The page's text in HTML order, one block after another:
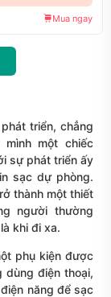
Mua ngay
triển, chẳng
một chiếc
sự phát triển ấy
sạc dự phòng.
thành một thiết
người thường
khi đi xa.
phụ kiện được
dùng điện thoại,
năng để sạc